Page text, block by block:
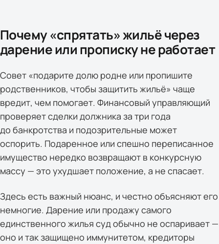
Почему «спрятать» жильё через
дарение или прописку не работает
Совет «подарите долю родне или пропишите
родственников, чтобы защитить жильё» чаще
вредит, чем помогает. Финансовый управляющий
проверяет сделки должника за три года
до банкротства и подозрительные может
оспорить. Подаренное или спешно переписанное
имущество нередко возвращают в конкурсную
массу — это ухудшает положение, а не спасает.
Здесь есть важный нюанс, и честно объясняют его
немногие. Дарение или продажу самого
единственного жилья суд обычно не оспаривает —
оно и так защищено иммунитетом, кредиторы